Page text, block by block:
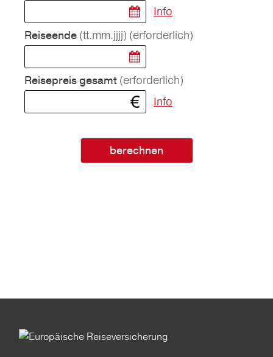
Info
Reiseende (tt.mm.jjjj) (erforderlich)
Reisepreis gesamt (erforderlich)
Info
berechnen